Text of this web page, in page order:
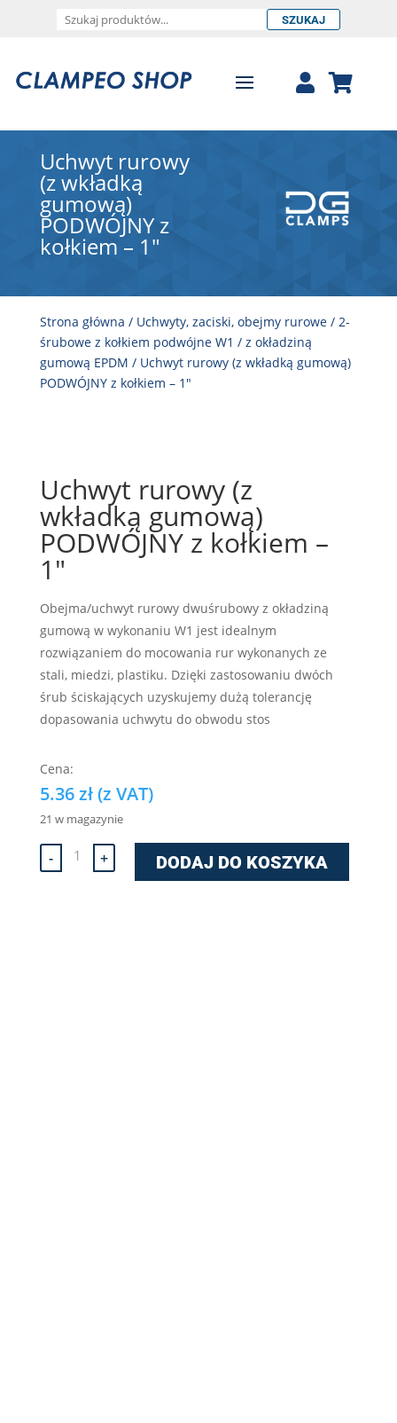
SZUKAJ
Uchwyt rurowy
(z wkładką
gumową)
PODWÓJNY z
kołkiem – 1″
Strona główna / Uchwyty, zaciski, obejmy rurowe/ 2-
śrubowe z kołkiem podwójne W1 / z okładziną
gumową EPDM / Uchwyt rurowy (z wkładką gumową)
PODWÓJNY z kołkiem – 1″
Uchwyt rurowy (z
wkładką gumową)
PODWÓJNY z kołkiem –
1″
Obejma/uchwyt rurowy dwuśrubowy z okładziną
gumową w wykonaniu W1 jest idealnym
rozwiązaniem do mocowania rur wykonanych ze
stali, miedzi, plastiku. Dzięki zastosowaniu dwóch
śrub ściskających uzyskujemy dużą tolerancję
dopasowania uchwytu do obwodu stos
5.36zł(z VAT)
21 w magazynie
- ilość
Uchwyt
rurowy
+ DODAJ DO KOSZYKA